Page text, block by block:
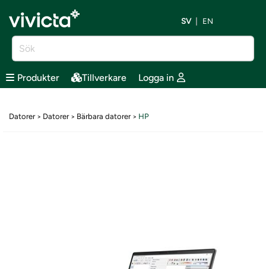
SV EN
Produkter Tillverkare Logga in
Datorer> Datorer> Bärbara datorer> HP